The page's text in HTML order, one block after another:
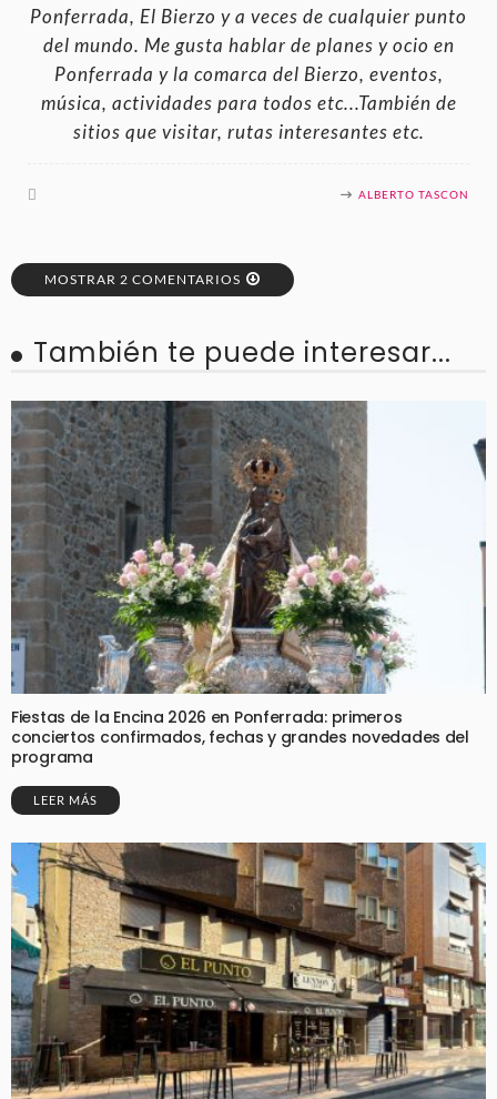
Ponferrada, El Bierzo y a veces de cualquier punto
del mundo. Me gusta hablar de planes y ocio en
Ponferrada y la comarca del Bierzo, eventos,
música, actividades para todos etc...También de
sitios que visitar, rutas interesantes etc.
ALBERTO TASCON
MOSTRAR 2 COMENTARIOS
También te puede interesar...
Fiestas de la Encina 2026 en Ponferrada: primeros
conciertos confirmados, fechas y grandes novedades del
programa
LEER MÁS